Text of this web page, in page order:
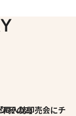
会にチャレンジ その2」